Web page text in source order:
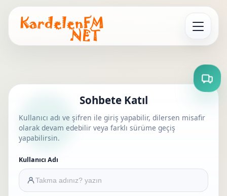
Menüyü Aç
Sohbete Katıl
Kullanıcı adı ve şifren ile giriş yapabilir, dilersen misafir
olarak devam edebilir veya farklı sürüme geçiş
yapabilirsin.
Kullanıcı Adı